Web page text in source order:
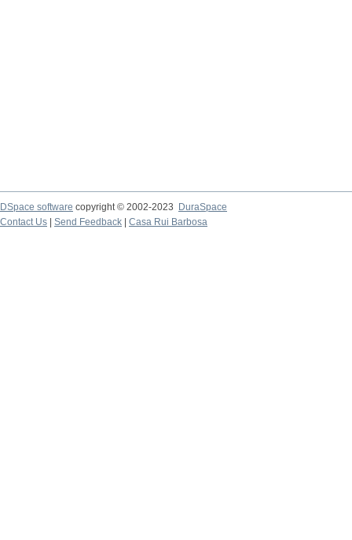
DSpace software copyright © 2002-2023
DuraSpace
Contact Us
Send Feedback Casa Rui Barbosa